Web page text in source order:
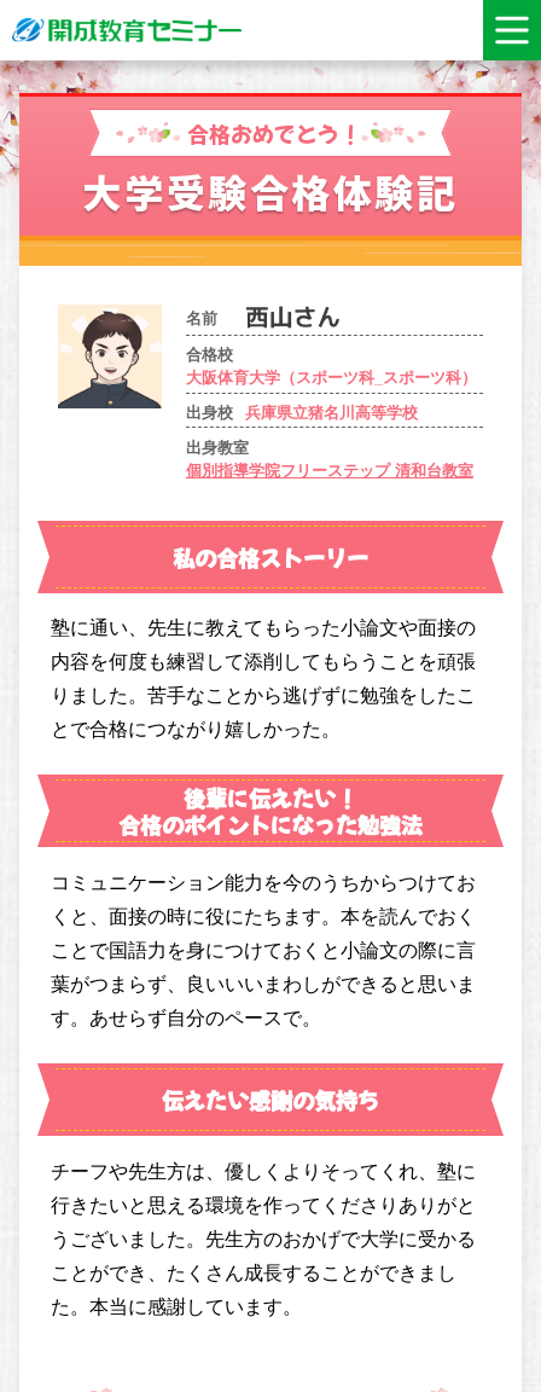
合格おめでとう！
大学受験合格体験記
名前
合格校
大阪体育大学（スポーツ科_スポーツ科）
出身校
兵庫県立猪名川高等学校
出身教室
個別指導学院フリーステップ 清和台教室
私の合格ストーリー
塾に通い、先生に教えてもらった小論文や面接の
内容を何度も練習して添削してもらうことを頑張
りました。苦手なことから逃げずに勉強をしたこ
とで合格につながり嬉しかった。
後輩に伝えたい！
合格のポイントになった勉強法
コミュニケーション能力を今のうちからつけてお
くと、面接の時に役にたちます。本を読んでおく
ことで国語力を身につけておくと小論文の際に言
葉がつまらず、良いいいまわしができると思いま
す。あせらず自分のペースで。
伝えたい感謝の気持ち
チーフや先生方は、優しくよりそってくれ、塾に
行きたいと思える環境を作ってくださりありがと
うございました。先生方のおかげで大学に受かる
ことができ、たくさん成長することができまし
た。本当に感謝しています。